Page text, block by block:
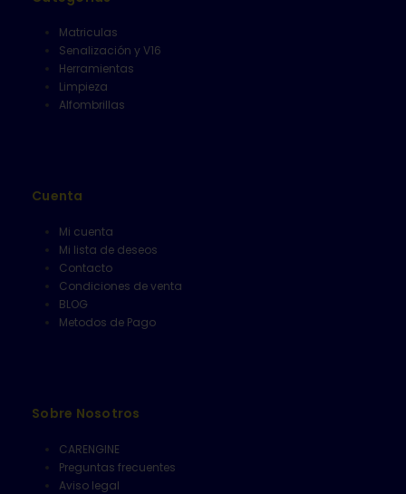
Matriculas
Senalización y V16
Herramientas
Limpieza
Alfombrillas
Cuenta
Mi cuenta
Mi lista de deseos
Contacto
Condiciones de venta
BLOG
Metodos de Pago
Sobre Nosotros
CARENGINE
Preguntas frecuentes
Aviso legal